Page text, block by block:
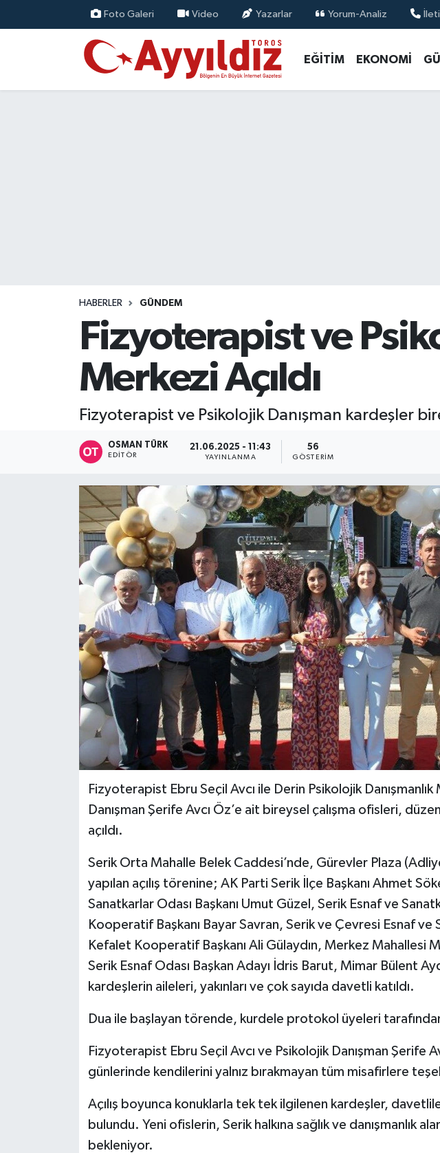
Foto Galeri Video Yazarlar Yorum-Analiz
EĞİTİM EKONOMİ
HABERLER GÜNDEM
Fizyoterapist ve
Merkezi Açıldı
Fizyoterapist ve Psikolojik Danışman kardeşler
OSMAN TÜRK
EDITÖR
21.06.2025 - 11:43
YAYINLANMA
56
GÖSTERIM
Fizyoterapist Ebru Seçil Avcı ile Derin Psikolojik
Danışman Şerife Avcı Öz’e ait bireysel çalışma ofisleri,
açıldı.
Serik Orta Mahalle Belek Caddesi’nde, Gürevler Plaza
yapılan açılış törenine; AK Parti Serik İlçe Başkanı Ahmet
Sanatkarlar Odası Başkanı Umut Güzel, Serik Esnaf ve
Kooperatif Başkanı Bayar Savran, Serik ve Çevresi Esnaf ve
Kefalet Kooperatif Başkanı Ali Gülaydın, Merkez Mahallesi
Serik Esnaf Odası Başkan Adayı İdris Barut, Mimar Bülent
kardeşlerin aileleri, yakınları ve çok sayıda davetli katıldı.
Dua ile başlayan törende, kurdele protokol üyeleri
Fizyoterapist Ebru Seçil Avcı ve Psikolojik Danışman Şerife
günlerinde kendilerini yalnız bırakmayan tüm misafirlere
Açılış boyunca konuklarla tek tek ilgilenen kardeşler,
bulundu. Yeni ofislerin, Serik halkına sağlık ve danışmanlık
bekleniyor.